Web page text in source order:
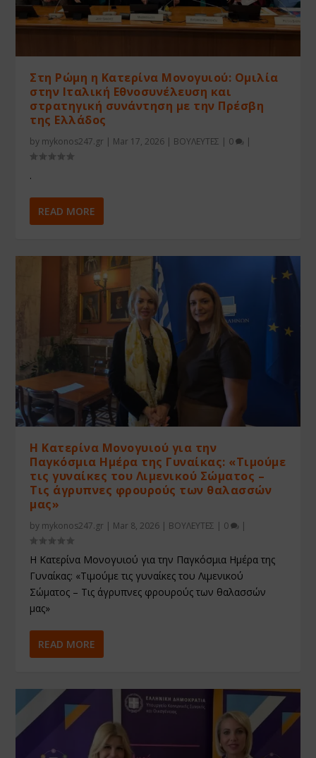
Στη Ρώμη η Κατερίνα Μονογυιού: Ομιλία
στην Ιταλική Εθνοσυνέλευση και
στρατηγική συνάντηση με την Πρέσβη
της Ελλάδος
by mykonos247.gr | Mar 17, 2026 | ΒΟΥΛΕΥΤΕΣ | 0 |
.
READ MORE
Η Κατερίνα Μονογυιού για την
Παγκόσμια Ημέρα της Γυναίκας: «Τιμούμε
τις γυναίκες του Λιμενικού Σώματος –
Τις άγρυπνες φρουρούς των θαλασσών
μας»
by mykonos247.gr | Mar 8, 2026 | ΒΟΥΛΕΥΤΕΣ | 0 |
Η Κατερίνα Μονογυιού για την Παγκόσμια Ημέρα της
Γυναίκας: «Τιμούμε τις γυναίκες του Λιμενικού
Σώματος – Τις άγρυπνες φρουρούς των θαλασσών
μας»
READ MORE